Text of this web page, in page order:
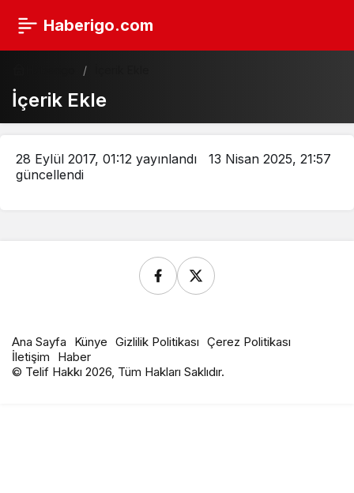
Haberigo.com
İçerik Ekle
28 Eylül 2017, 01:12 yayınlandı
13 Nisan 2025, 21:57
güncellendi
Ana Sayfa Künye Gizlilik Politikası Çerez Politikası
İletişim
Haber
© Telif Hakkı 2026, Tüm Hakları Saklıdır.